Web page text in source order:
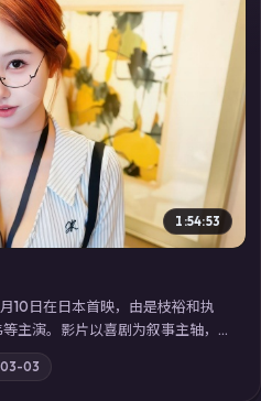
▶
1:54:53
10日在日本首映，由是枝裕和执
主演。影片以喜剧为叙事主轴，
底打破；摄影与配乐强化地域气
看高清电视剧在线看」延展检索
03